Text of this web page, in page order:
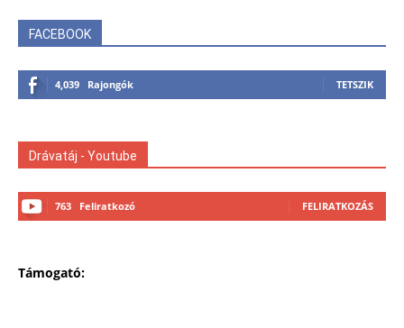
FACEBOOK
4,039 Rajongók TETSZIK
Drávatáj - Youtube
763 Feliratkozó FELIRATKOZÁS
Támogató: